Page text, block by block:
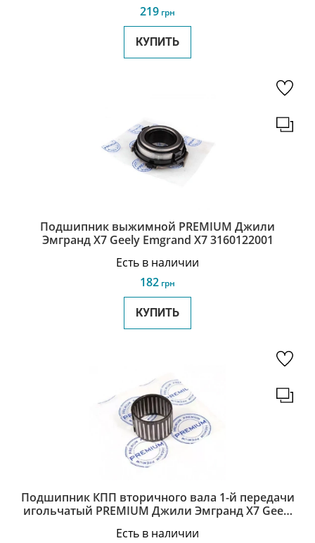
219 грн
КУПИТЬ
Подшипник выжимной PREMIUM Джили
Эмгранд Х7 Geely Emgrand X7 3160122001
Есть в наличии
182 грн
КУПИТЬ
Подшипник КПП вторичного вала 1-й передачи
игольчатый PREMIUM Джили Эмгранд Х7 Geely
Есть в наличии